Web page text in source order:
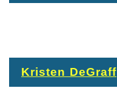
Kristen DeGraff